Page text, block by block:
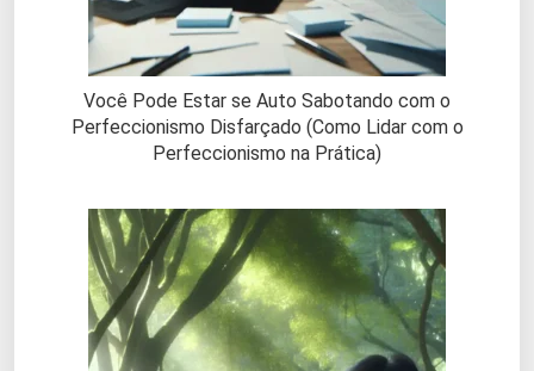
Você Pode Estar se Auto Sabotando com o
Perfeccionismo Disfarçado (Como Lidar com o
Perfeccionismo na Prática)